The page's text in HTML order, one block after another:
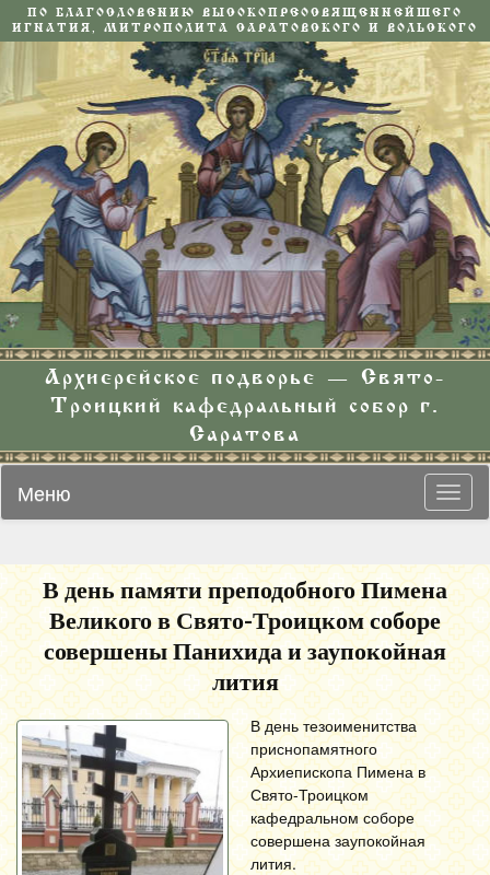
ПО БЛАГОСЛОВЕНИЮ ВЫСОКОПРЕОСВЯЩЕННЕЙШЕГО
ИГНАТИЯ, МИТРОПОЛИТА САРАТОВСКОГО И ВОЛЬСКОГО
Архиерейское подворье — Свято-
Троицкий кафедральный собор г.
Саратова
Меню
В день памяти преподобного Пимена
Великого в Свято-Троицком соборе
совершены Панихида и заупокойная
лития
В день тезоименитства
приснопамятного
Архиепископа Пимена в
Свято-Троицком
кафедральном соборе
совершена заупокойная
лития.